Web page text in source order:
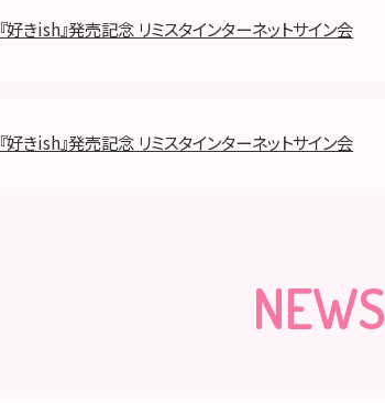
『好きish』発売記念 リミスタインターネットサイン会
『好きish』発売記念 リミスタインターネットサイン会
NEWS